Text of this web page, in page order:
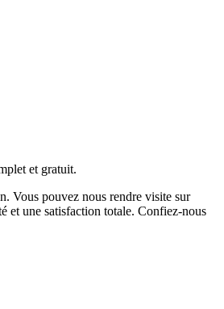
et gratuit.
Vous pouvez nous rendre visite sur
et une satisfaction totale. Confiez-nous